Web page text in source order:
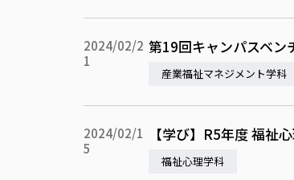
2024/02/2
1
第19回キャンパスベン
産業福祉マネジメント学科
2024/02/1
5
【学び】R5年度 福祉
福祉心理学科